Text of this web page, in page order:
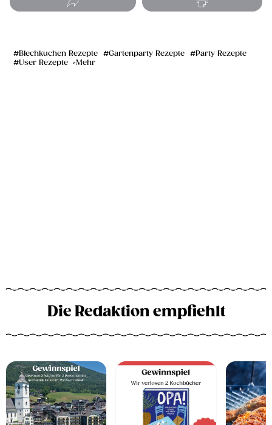
Blechkuchen Rezepte Gartenparty Rezepte
Party Rezepte
User Rezepte
Mehr
Die Redaktion empfiehlt